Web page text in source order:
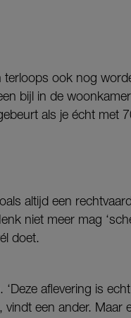
terloops ook nog
bijl in de
als je écht met
altijd een
niet meer mag
doet.
aflevering is
een ander. Maar